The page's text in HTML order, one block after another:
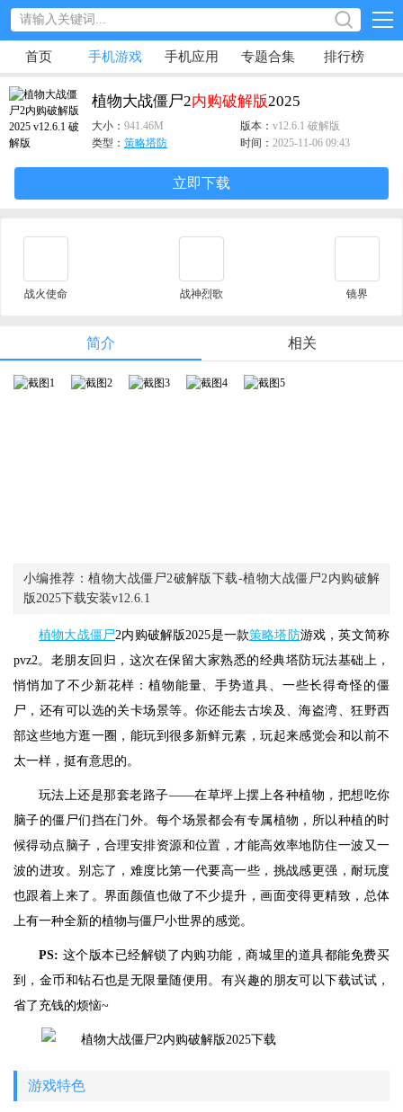
首页 手机游戏 手机应用 专题合集 排行榜
植物大战僵尸2内购破解版2025
大小： 941.46M 版本： v12.6.1 破解版
类型： 策略塔防 时间： 2025-11-06 09:43
立即下载
战火使命 战神烈歌 镜界
简介 相关
小编推荐：植物大战僵尸2破解版下载-植物大战僵尸2内购破解
版2025下载安装v12.6.1
植物大战僵尸2内购破解版2025是一款策略塔防游戏，英文简称
pvz2。老朋友回归，这次在保留大家熟悉的经典塔防玩法基础上，
悄悄加了不少新花样：植物能量、手势道具、一些长得奇怪的僵
尸，还有可以选的关卡场景等。你还能去古埃及、海盗湾、狂野西
部这些地方逛一圈，能玩到很多新鲜元素，玩起来感觉会和以前不
太一样，挺有意思的。
玩法上还是那套老路子——在草坪上摆上各种植物，把想吃你
脑子的僵尸们挡在门外。每个场景都会有专属植物，所以种植的时
候得动点脑子，合理安排资源和位置，才能高效率地防住一波又一
波的进攻。别忘了，难度比第一代要高一些，挑战感更强，耐玩度
也跟着上来了。界面颜值也做了不少提升，画面变得更精致，总体
上有一种全新的植物与僵尸小世界的感觉。
PS: 这个版本已经解锁了内购功能，商城里的道具都能免费买
到，金币和钻石也是无限量随便用。有兴趣的朋友可以下载试试，
省了充钱的烦恼~
游戏特色